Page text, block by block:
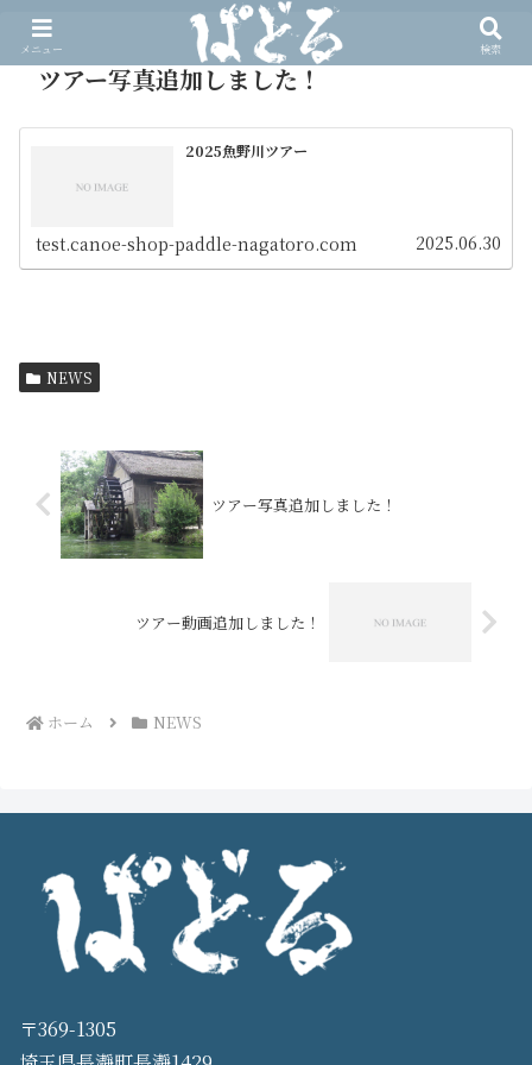
ツアー写真追加しました！
2025魚野川ツアー
test.canoe-shop-paddle-nagatoro.com 2025.06.30
NEWS
ツアー写真追加しました！
ツアー動画追加しました！
ホーム NEWS
〒369-1305
メニュー 検索